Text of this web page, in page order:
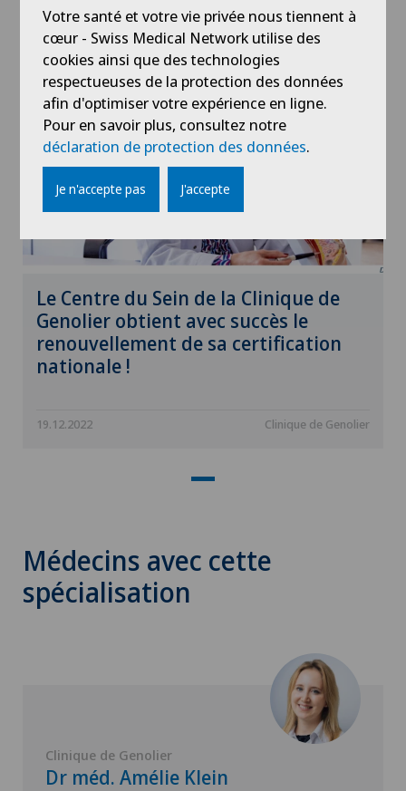
Actualités
Le Centre du Sein de la Clinique de
Genolier obtient avec succès le
renouvellement de sa certification
nationale !
19.12.2022 Clinique de Genolier
Médecins avec cette
spécialisation
Clinique de Genolier
Dr méd. Amélie Klein
Votre santé et votre vie privée nous tiennent à
cœur - Swiss Medical Network utilise des
cookies ainsi que des technologies
respectueuses de la protection des données
afin d'optimiser votre expérience en ligne.
Pour en savoir plus, consultez notre
déclaration de protection des données.
Je n'accepte pas J'accepte